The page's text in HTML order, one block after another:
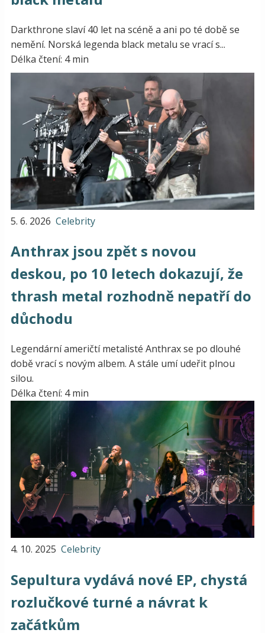
Darkthrone slaví 40 let na scéně a ani po té době se
nemění. Norská legenda black metalu se vrací s...
Délka čtení: 4 min
5. 6. 2026 Celebrity
Anthrax jsou zpět s novou
deskou, po 10 letech dokazují, že
thrash metal rozhodně nepatří do
důchodu
Legendární američtí metalisté Anthrax se po dlouhé
době vrací s novým albem. A stále umí udeřit plnou
silou.
Délka čtení: 4 min
4. 10. 2025 Celebrity
Sepultura vydává nové EP, chystá
rozlučkové turné a návrat k
začátkům